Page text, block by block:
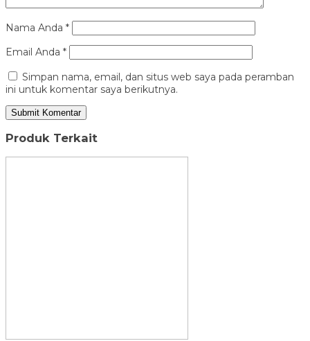
Nama Anda *
Email Anda *
Simpan nama, email, dan situs web saya pada peramban
ini untuk komentar saya berikutnya.
Produk Terkait